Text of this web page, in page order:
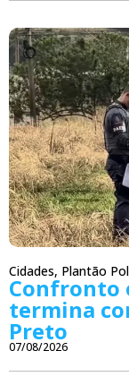
Cidades, Plantão
Confronto
termina
Preto
07/08/2026